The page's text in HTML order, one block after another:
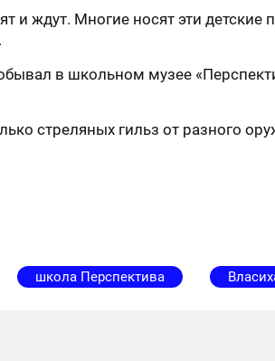
и ждут. Многие носят эти
в школьном музее
стреляных гильз от разного
школа Перспектива